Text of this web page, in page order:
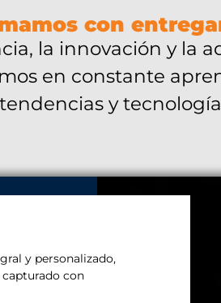
con
la innovación y la
en constante
y
y personalizado,
con